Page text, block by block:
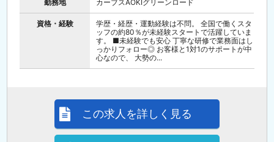
勤務地 カーブスAOKIグリーンロード
資格・経験
学歴・経歴・運動経験は不問。 全国で働くスタ
ッフの約80％が未経験スタートで活躍していま
す。 ■未経験でも安心 丁寧な研修で業務面はし
っかりフォロー◎ お客様と1対1のサポートが中
心なので、 大勢の...
この求人を詳しく見る